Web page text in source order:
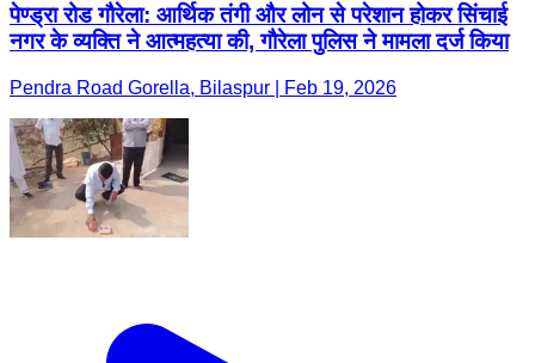
पेण्ड्रा रोड गौरेला: आर्थिक तंगी और लोन से परेशान होकर सिंचाई
नगर के व्यक्ति ने आत्महत्या की, गौरेला पुलिस ने मामला दर्ज किया
Pendra Road Gorella, Bilaspur | Feb 19, 2026